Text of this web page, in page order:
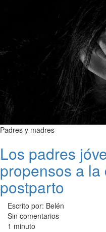
Padres y madres
Los padres
propensos a la
postparto
Escrito por: Belén
Sin comentarios
1 minuto